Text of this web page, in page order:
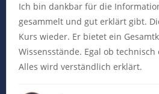
Ich bin dankbar für die
gesammelt und gut erklärt gibt.
Kurs wieder. Er bietet ein
Wissensstände. Egal ob
Alles wird verständlich erklärt.